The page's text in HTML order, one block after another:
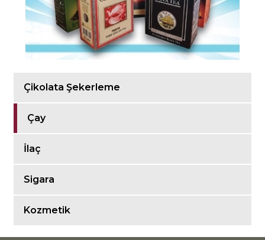
Çikolata Şekerleme
Çay
İlaç
Sigara
Kozmetik